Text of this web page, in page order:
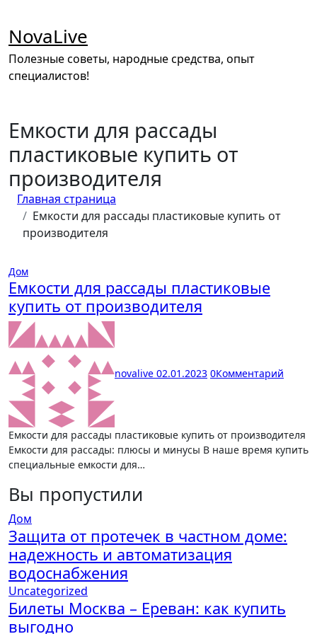
содержимому
NovaLive
Полезные советы, народные средства, опыт
специалистов!
Емкости для рассады
пластиковые купить от
производителя
Главная страница
Емкости для рассады пластиковые купить от
производителя
Дом
Емкости для рассады пластиковые
купить от производителя
novalive 02.01.2023 0Комментарий
Емкости для рассады пластиковые купить от производителя
Емкости для рассады: плюсы и минусы В наше время купить
специальные емкости для…
Вы пропустили
Дом
Защита от протечек в частном доме:
надежность и автоматизация
водоснабжения
Uncategorized
Билеты Москва – Ереван: как купить
выгодно